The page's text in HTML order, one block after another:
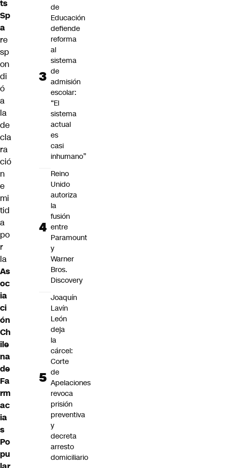
ts
Sp
a
re
sp
on
di
ó
a
la
de
cla
ra
ció
n
e
mi
tid
a
po
r
la
As
oc
ia
ci
ón
Ch
ile
na
de
Fa
rm
ac
ia
s
Po
pu
de
Educación
defiende
reforma
al
sistema
de
admisión
escolar:
“El
sistema
actual
es
casi
inhumano”
Reino
Unido
autoriza
la
fusión
entre
Paramount
y
Warner
Bros.
Discovery
Joaquín
Lavín
León
deja
la
cárcel:
Corte
de
Apelaciones
revoca
prisión
preventiva
y
decreta
arresto
domiciliario